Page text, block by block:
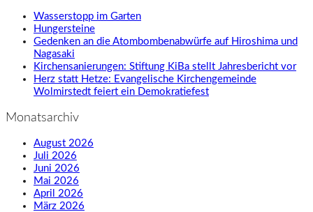
Wasserstopp im Garten
Hungersteine
Gedenken an die Atombombenabwürfe auf Hiroshima und
Nagasaki
Kirchensanierungen: Stiftung KiBa stellt Jahresbericht vor
Herz statt Hetze: Evangelische Kirchengemeinde
Wolmirstedt feiert ein Demokratiefest
Monatsarchiv
August 2026
Juli 2026
Juni 2026
Mai 2026
April 2026
März 2026